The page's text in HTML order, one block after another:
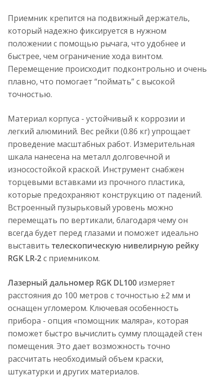
Приемник крепится на подвижный держатель,
который надежно фиксируется в нужном
положении с помощью рычага, что удобнее и
быстрее, чем ограничение хода винтом.
Перемещение происходит подконтрольно и очень
плавно, что помогает “поймать” с высокой
точностью.
Материал корпуса - устойчивый к коррозии и
легкий алюминий. Вес рейки (0.86 кг) упрощает
проведение масштабных работ. Измерительная
шкала нанесена на металл долговечной и
износостойкой краской. Инструмент снабжен
торцевыми вставками из прочного пластика,
которые предохраняют конструкцию от падений.
Встроенный пузырьковый уровень можно
перемещать по вертикали, благодаря чему он
всегда будет перед глазами и поможет идеально
выставить телескопическую нивелирную рейку
RGK LR-2с приемником.
Лазерный дальномер RGK DL100 измеряет
расстояния до 100 метров c точностью ±2 мм и
оснащен угломером. Ключевая особенность
прибора - опция «помощник маляра», которая
поможет быстро вычислить сумму площадей стен
помещения. Это дает возможность точно
рассчитать необходимый объем краски,
штукатурки и других материалов.